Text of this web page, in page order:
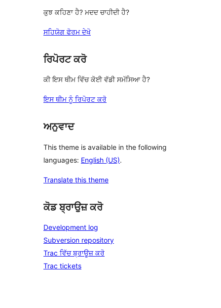
ਕੁਝ ਕਹਿਣਾ ਹੈ? ਮਦਦ ਚਾਹੀਦੀ ਹੈ?
ਸਹਿਯੋਗ ਫੋਰਮ ਦੇਖੋ
ਰਿਪੋਰਟ ਕਰੋ
ਕੀ ਇਸ ਥੀਮ ਵਿੱਚ ਕੋਈ ਵੱਡੀ ਸਮੱਸਿਆ ਹੈ?
ਇਸ ਥੀਮ ਨੂੰ ਰਿਪੋਰਟ ਕਰੋ
ਅਨੁਵਾਦ
This theme is available in the following
languages: English (US).
Translate this theme
ਕੋਡ ਬ੍ਰਾਉਜ਼ ਕਰੋ
Development log
Subversion repository
Trac ਵਿੱਚ ਬ੍ਰਾਊਜ਼ ਕਰੋ
Trac tickets